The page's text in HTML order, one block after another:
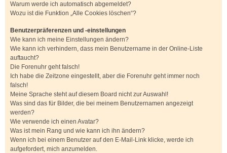
Warum werde ich automatisch abgemeldet?
Wozu ist die Funktion „Alle Cookies löschen“?
Benutzerpräferenzen und -einstellungen
Wie kann ich meine Einstellungen ändern?
Wie kann ich verhindern, dass mein Benutzername in der Online-Liste
auftaucht?
Die Forenuhr geht falsch!
Ich habe die Zeitzone eingestellt, aber die Forenuhr geht immer noch
falsch!
Meine Sprache steht auf diesem Board nicht zur Auswahl!
Was sind das für Bilder, die bei meinem Benutzernamen angezeigt
werden?
Wie verwende ich einen Avatar?
Was ist mein Rang und wie kann ich ihn ändern?
Wenn ich bei einem Benutzer auf den E-Mail-Link klicke, werde ich
aufgefordert, mich anzumelden.